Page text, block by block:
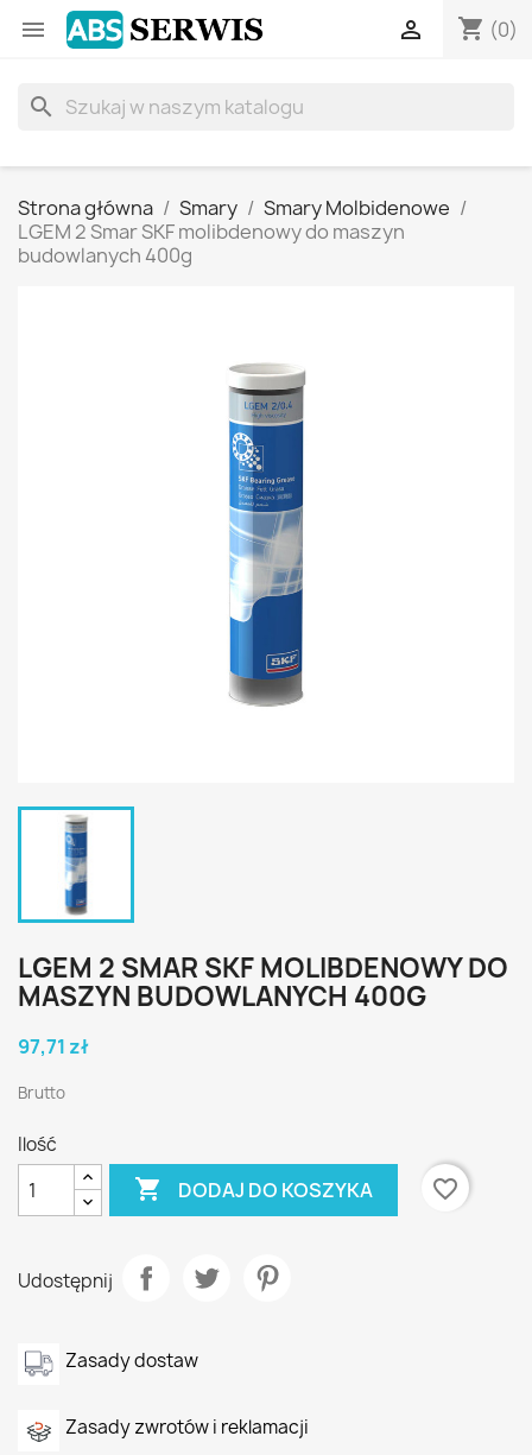
 shopping_cart (0)

search
Strona główna Smary
Smary Molbidenowe
LGEM 2 Smar SKF molibdenowy do maszyn
budowlanych 400g
LGEM 2 SMAR SKF MOLIBDENOWY DO
MASZYN BUDOWLANYCH 400G
97,71 zł
Brutto
Ilość
 DODAJ DO KOSZYKA favorite_border
Udostępnij
Zasady dostaw
Zasady zwrotów i reklamacji